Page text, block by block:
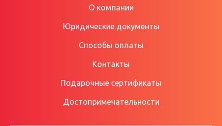
О компании
Юридические документы
Способы оплаты
Контакты
Подарочные сертификаты
Достопримечательности